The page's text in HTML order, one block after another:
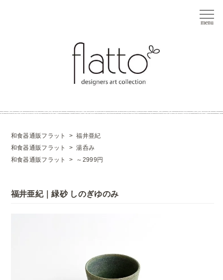
和食器通販フラット >福井亜紀
和食器通販フラット
>湯呑み
和食器通販フラット
> ～2999円
福井亜紀｜緑砂 しのぎゆのみ